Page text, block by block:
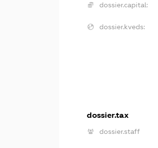
dossier.capital:
dossier.kveds:
dossier.tax
dossier.staff